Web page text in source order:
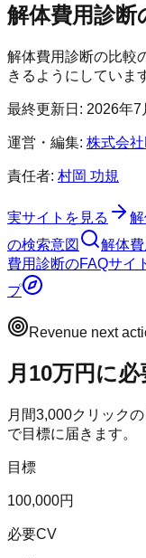
解体費用診断
解体費用診断の比較
きるようにしていま
最終更新日: 2026年7
運営・編集: 株式会
責任者: 村岡 功規
実サイトを見る
の検索意図
解体
費用診断のFAQサイ
プ
Revenue next
月10万円に
月間3,000クリック
で目標に届きます。
目標
100,000円
必要CV